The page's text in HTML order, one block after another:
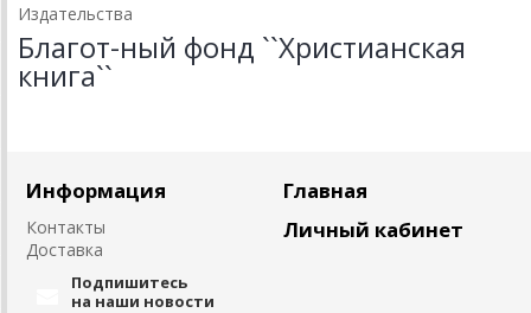
Издательства
Благот-ный фонд ``Христианская
книга``
Информация
Контакты
Доставка
Главная
Личный кабинет
Подпишитесь
на наши новости